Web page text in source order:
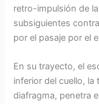
retro-impulsión de
subsiguientes
por el pasaje por el
En su trayecto, el
inferior del cuello,
diafragma, penetra